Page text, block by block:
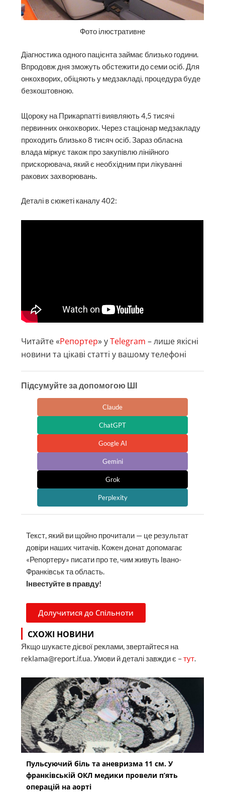
Фото ілюстративне
Діагностика одного пацієнта займає близько години.
Впродовж дня зможуть обстежити до семи осіб. Для
онкохворих, обіцяють у медзакладі, процедура буде
безкоштовною.
Щороку на Прикарпатті виявляють 4,5 тисячі
первинних онкохворих. Через стаціонар медзакладу
проходить близько 8 тисяч осіб. Зараз обласна
влада міркує також про закупівлю лінійного
прискорювача, який є необхідним при лікуванні
ракових захворювань.
Деталі в сюжеті каналу 402:
Читайте «Репортер» уTelegram – лише якісні
новини та цікаві статті у вашому телефоні
Підсумуйте за допомогою ШІ
Claude
ChatGPT
Google AI
Gemini
Grok
Perplexity
Текст, який ви щойно прочитали — це результат
довіри наших читачів. Кожен донат допомагає
«Репортеру» писати про те, чим живуть Івано-
Франківськ та область.
Інвестуйте в правду!
Долучитися до Спільноти
СХОЖІ НОВИНИ
Якщо шукаєте дієвої реклами, звертайтеся на
reklama@report.if.ua. Умови й деталі завжди є –тут.
Пульсуючий біль та аневризма 11 см. У
франківській ОКЛ медики провели п’ять
операцій на аорті